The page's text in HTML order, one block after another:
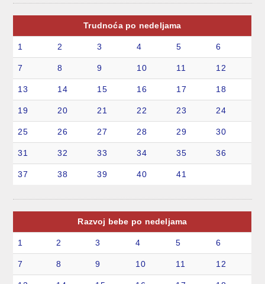
Trudnoća po nedeljama
1 2 3 4 5 6
7 8 9 10 11 12
13 14 15 16 17 18
19 20 21 22 23 24
25 26 27 28 29 30
31 32 33 34 35 36
37 38 39 40 41
Razvoj bebe po nedeljama
1 2 3 4 5 6
7 8 9 10 11 12